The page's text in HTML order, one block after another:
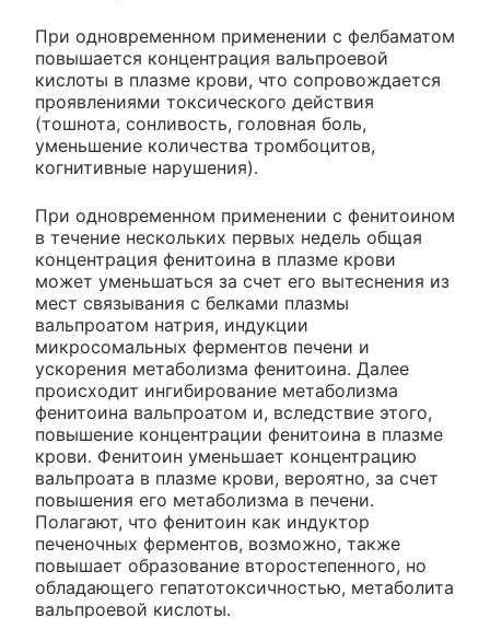
При одновременном применении с фелбаматом
повышается концентрация вальпроевой
кислоты в плазме крови, что сопровождается
проявлениями токсического действия
(тошнота, сонливость, головная боль,
уменьшение количества тромбоцитов,
когнитивные нарушения).
При одновременном применении с фенитоином
в течение нескольких первых недель общая
концентрация фенитоина в плазме крови
может уменьшаться за счет его вытеснения из
мест связывания с белками плазмы
вальпроатом натрия, индукции
микросомальных ферментов печени и
ускорения метаболизма фенитоина. Далее
происходит ингибирование метаболизма
фенитоина вальпроатом и, вследствие этого,
повышение концентрации фенитоина в плазме
крови. Фенитоин уменьшает концентрацию
вальпроата в плазме крови, вероятно, за счет
повышения его метаболизма в печени.
Полагают, что фенитоин как индуктор
печеночных ферментов, возможно, также
повышает образование второстепенного, но
обладающего гепатотоксичностью, метаболита
вальпроевой кислоты.